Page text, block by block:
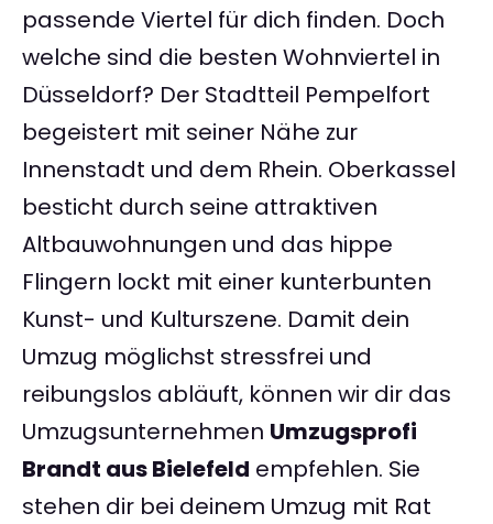
passende Viertel für dich finden. Doch
welche sind die besten Wohnviertel in
Düsseldorf? Der Stadtteil Pempelfort
begeistert mit seiner Nähe zur
Innenstadt und dem Rhein. Oberkassel
besticht durch seine attraktiven
Altbauwohnungen und das hippe
Flingern lockt mit einer kunterbunten
Kunst- und Kulturszene. Damit dein
Umzug möglichst stressfrei und
reibungslos abläuft, können wir dir das
Umzugsunternehmen Umzugsprofi
Brandt aus Bielefeld empfehlen. Sie
stehen dir bei deinem Umzug mit Rat